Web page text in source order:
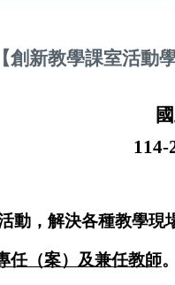
【創新教學課室活動
114-
動，解決各種教學現
任（案）及兼任教師。